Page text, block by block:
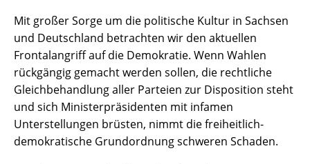
Mit großer Sorge um die politische Kultur in Sachsen
und Deutschland betrachten wir den aktuellen
Frontalangriff auf die Demokratie. Wenn Wahlen
rückgängig gemacht werden sollen, die rechtliche
Gleichbehandlung aller Parteien zur Disposition steht
und sich Ministerpräsidenten mit infamen
Unterstellungen brüsten, nimmt die freiheitlich-
demokratische Grundordnung schweren Schaden.